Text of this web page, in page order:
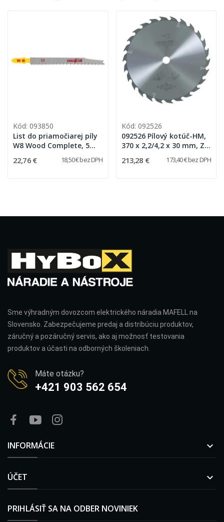
Kód: 093850
List do priamočiarej píly
W8 Wood Complete, 5
22,76 € 18,50 € bez DPH
Kód: 092526
092526 Pílový kotúč-HM,
370 x 2,2/4,2 x 30 mm, Z
213,28 € 173,40 € bez DPH
Sme výhradným dovozcom elektrického náradia MAFELL na
Slovensko. Zabezpečujeme predaj a distribúciu produktov,
záručný a pozáručný servis, ako aj možnosť testovania
produktov a účasti na odborných školeniach.
Máte otázku?
+421 903 562 654
INFORMÁCIE 
ÚČET 
PRIHLÁSIŤ SA NA ODBER NOVINIEK